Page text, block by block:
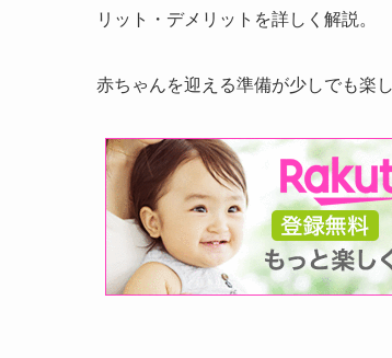
リット・デメリットを詳しく解説。
赤ちゃんを迎える準備が少しでも楽